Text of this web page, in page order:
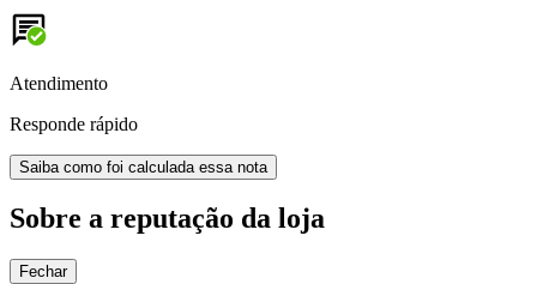
Atendimento
Responde rápido
Saiba como foi calculada essa nota
Sobre a reputação da loja
Fechar